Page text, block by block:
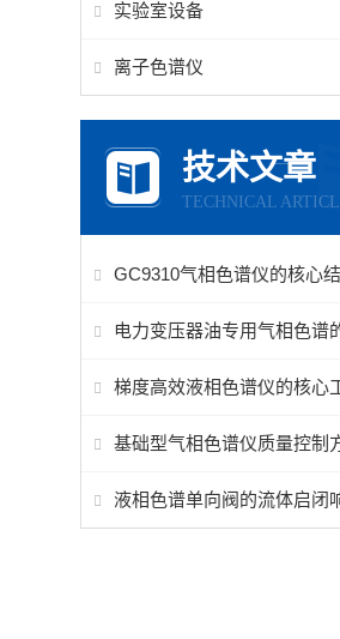
实验室设备
离子色谱仪
技术文章
TECHNICAL
GC9310气相色谱仪的核心结构作用与设计
电力变压器油专用气相色谱的故障诊断场景化应用分
梯度高效液相色谱仪的核心工作原理：分离作用基础详
基础型气相色谱仪质量控制
液相色谱单向阀的流体启闭响应特